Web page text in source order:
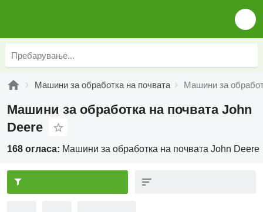
Машини за обработка на почвата Машини за
Машини за обработка на почвата John
Deere
168 огласа: Машини за обработка на почвата John Deere